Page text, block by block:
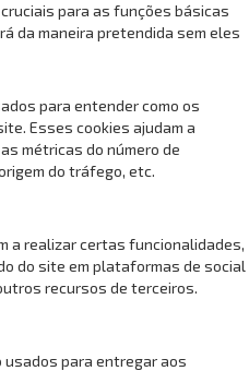
para as funções básicas
da maneira pretendida sem eles
para entender como os
Esses cookies ajudam a
métricas do número de
do tráfego, etc.
a realizar certas funcionalidades,
do site em plataformas de social
recursos de terceiros.
usados para entregar aos